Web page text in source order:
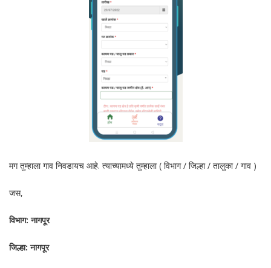
मग तुम्हाला गाव निवडायच आहे. त्याच्यामध्ये तुम्हाला ( विभाग / जिल्हा / तालुका / गाव )
जस,
विभाग: नागपूर
जिल्हा: नागपूर